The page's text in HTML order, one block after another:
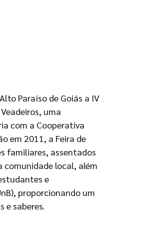
Paraíso de Goiás a IV
uma
com a Cooperativa
em 2011, a Feira de
familiares, assentados
comunidade local, além
e
proporcionando um
e saberes.